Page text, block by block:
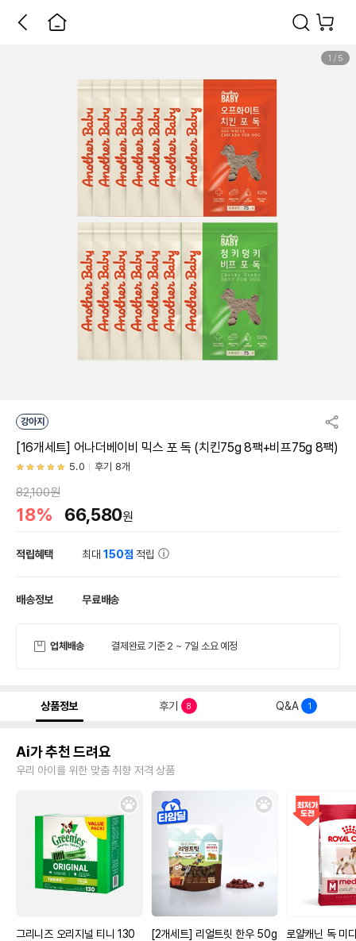
1 / 5
강아지
[16개세트] 어나더베이비 믹스 포 독 (치킨75g 8팩+비프75g 8팩)
5.0 후기 8개
82,100원
18% 66,580원
적립혜택 최대150점 적립
배송정보 무료배송
업체배송 결제완료 기준 2 ~ 7일 소요 예정
상품정보 후기 8 Q&A 1
Ai가 추천 드려요
우리 아이를 위한 맞춤 취향 저격 상품
그리니즈 오리지널 티니 130
[2개세트] 리얼트릿 한우 50g
로얄캐닌 독 미